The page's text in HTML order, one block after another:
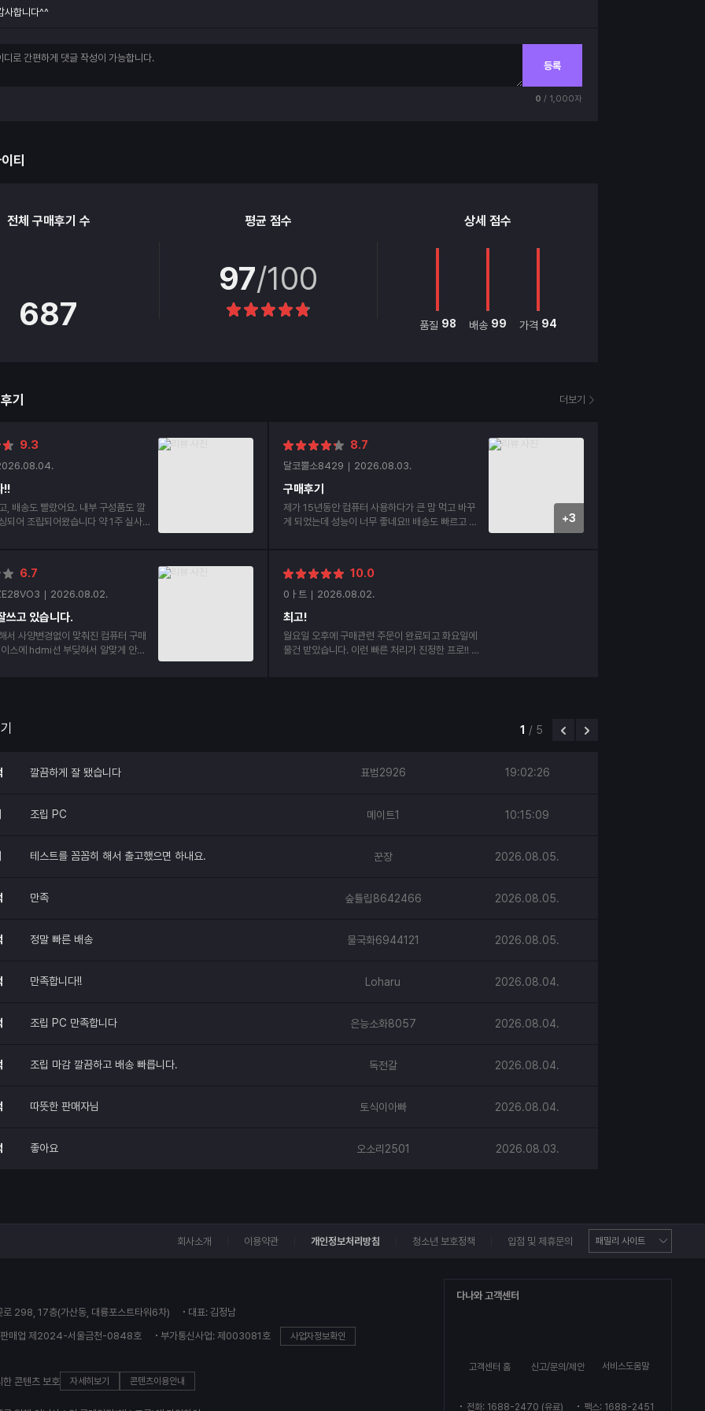
사합니다^^
등록
0 / 1,000자
티
전체 구매후기 수
687
평균 점수
97/100
상세 점수
품질 98 배송 99 가격 94
기 더보기
9.3
!!
, 배송도 빨랐어요. 내부 구성품도 깔
되어 조립되어왔습니다 약 1주 실사용
8.7
달코뿔소8429 2026.08.03.
구매후기
제가 15년동안 컴퓨터 사용하다가 큰 맘 먹고 바꾸
게 되었는데 성능이 너무 좋네요!! 배송도 빠르고 내
+3
6.7
2026.08.02.
쓰고 있습니다.
서 사양변경없이 맞춰진 컴퓨터 구매
10.0
0ㅏ트 2026.08.02.
최고!
월요일 오후에 구매관련 주문이 완료되고 화요일에
물건 받았습니다. 이런 빠른 처리가 진정한 프로!! 이
1 / 5
깔끔하게 잘 됐습니다 표범2926 19:02:26
조립 PC 메이트1 10:15:09
테스트를 꼼꼼히 해서 출고했으면 하내요. 꾼장 2026.08.05.
만족 숲튤립8642466 2026.08.05.
정말 빠른 배송 물국화6944121 2026.08.05.
만족합니다!! Loharu 2026.08.04.
조립 PC 만족합니다 은능소화8057 2026.08.04.
조립 마감 깔끔하고 배송 빠릅니다. 독전갈 2026.08.04.
따뜻한 판매자님 토식이아빠 2026.08.04.
좋아요 오소리2501 2026.08.03.
회사소개 이용약관 개인정보처리방침 청소년 보호정책 입점 및 제휴문의
298, 17층(가산동, 대륭포스트타워6차)
대표: 김정남
판매업 제2024-서울금천-0848호
부가통신사업: 제003081호 사업자정보확인
한 콘텐츠 보호 자세히보기 콘텐츠이용안내
다나와 고객센터
고객센터 홈 신고/문의/제안 서비스도움말
전화: 1688-2470 (유료) 팩스: 1688-2451